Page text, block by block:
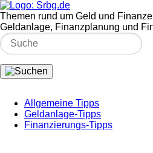
Themen rund um Geld und
Geldanlage, Finanzplanung und
Allgemeine Tipps
Geldanlage-Tipps
Finanzierungs-Tipps